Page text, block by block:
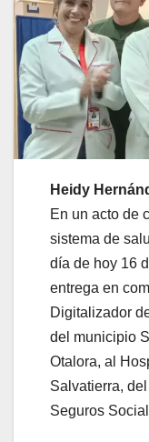
Heidy
En un acto de
sistema de
día de hoy 16
entrega en
Digitalizador
del municipio
Otalora, al
Salvatierra,
Seguros